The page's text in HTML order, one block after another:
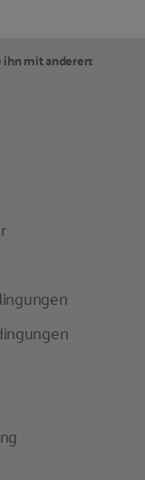
mit anderen: